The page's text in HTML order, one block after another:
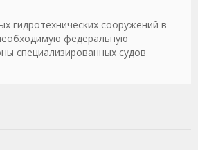
гидротехнических сооружений в
федеральную
специализированных судов